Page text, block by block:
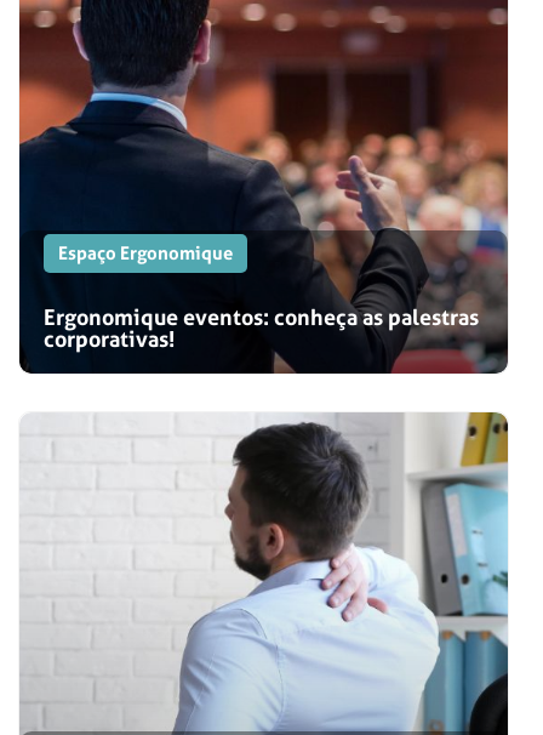
Espaço Ergonomique
Ergonomique eventos: conheça as palestras
corporativas!